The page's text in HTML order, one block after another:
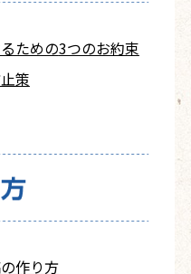
ための3つのお約束
策
作り方